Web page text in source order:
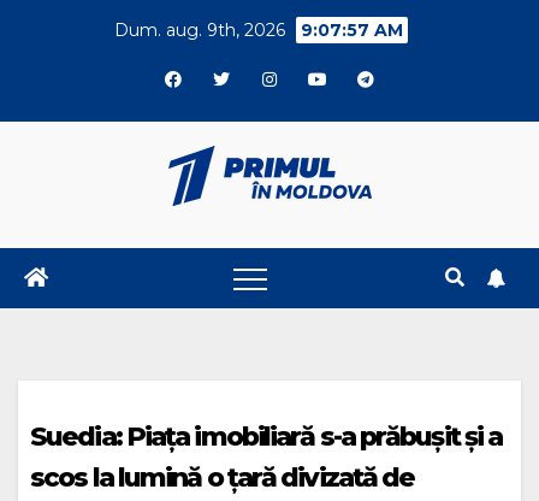
Dum. aug. 9th, 2026 9:07:57 AM
Suedia: Piața imobiliară s-a prăbuşit şi a
scos la lumină o ţară divizată de